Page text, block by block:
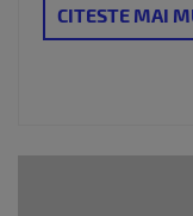
CITESTE MAI